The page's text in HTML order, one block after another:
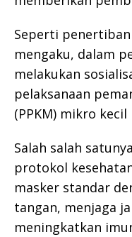
Seperti
mengaku, dalam
melakukan
pelaksanaan
(PPKM) mikro
Salah salah
protokol
masker standar
tangan, menjaga
meningkatkan